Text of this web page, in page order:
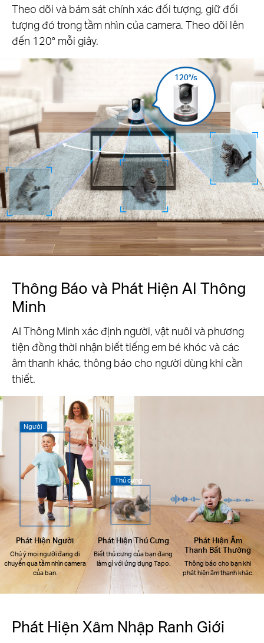
Theo dõi và bám sát chính xác đối tượng, giữ đối
tượng đó trong tầm nhìn của camera. Theo dõi lên
đến 120° mỗi giây.
120°/s
Thông Báo và Phát Hiện AI Thông
Minh
AI Thông Minh xác định người, vật nuôi và phương
tiện đồng thời nhận biết tiếng em bé khóc và các
âm thanh khác, thông báo cho người dùng khi cần
thiết.
Người
Thú cưng
Phát Hiện Người
Chú ý mọi người đang di
chuyển qua tầm nhìn camera
của bạn.
Phát Hiện Thú Cưng
Biết thú cưng của bạn đang
làm gì với ứng dụng Tapo.
Phát Hiện Âm
Thanh Bất Thường
Thông báo cho bạn khi
phát hiện âm thanh khác.
Phát Hiện Xâm Nhập Ranh Giới